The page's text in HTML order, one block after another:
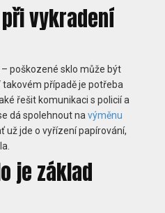
vykradení
poškozené sklo může být
případě je potřeba
řešit komunikaci s policií a
dá spolehnout navýměnu
už jde o vyřízení papírování,
je základ